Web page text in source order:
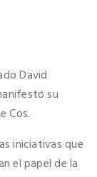
David
su
Cos.
iniciativas que
el papel de la